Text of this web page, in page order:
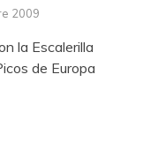
2009
la Escalerilla
de Europa